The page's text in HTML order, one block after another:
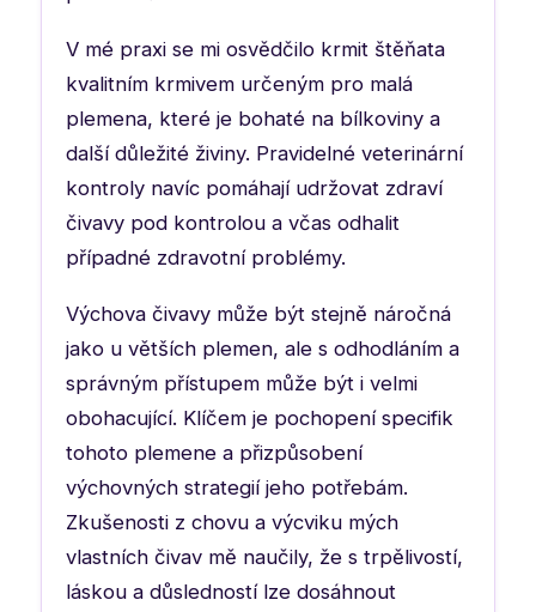
V mé praxi se mi osvědčilo krmit štěňata
kvalitním krmivem určeným pro malá
plemena, které je bohaté na bílkoviny a
další důležité živiny. Pravidelné veterinární
kontroly navíc pomáhají udržovat zdraví
čivavy pod kontrolou a včas odhalit
případné zdravotní problémy.
Výchova čivavy může být stejně náročná
jako u větších plemen, ale s odhodláním a
správným přístupem může být i velmi
obohacující. Klíčem je pochopení specifik
tohoto plemene a přizpůsobení
výchovných strategií jeho potřebám.
Zkušenosti z chovu a výcviku mých
vlastních čivav mě naučily, že s trpělivostí,
láskou a důsledností lze dosáhnout